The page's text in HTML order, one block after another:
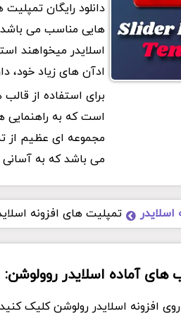
دانلود رایگان
هایی مناسب می باشد
ادآن های زیاد خود،
برای استفاده از قالب
است که به
مجموعه ای عظیم از
می باشد که به آسانی
اسلایدر تمپلیت های افزونه
آماده اسلایدر روولوشن:
افزونه اسلایدر رولوشن کلیک